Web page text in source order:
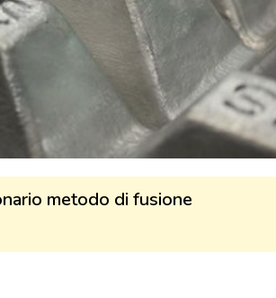
metodo di fusione